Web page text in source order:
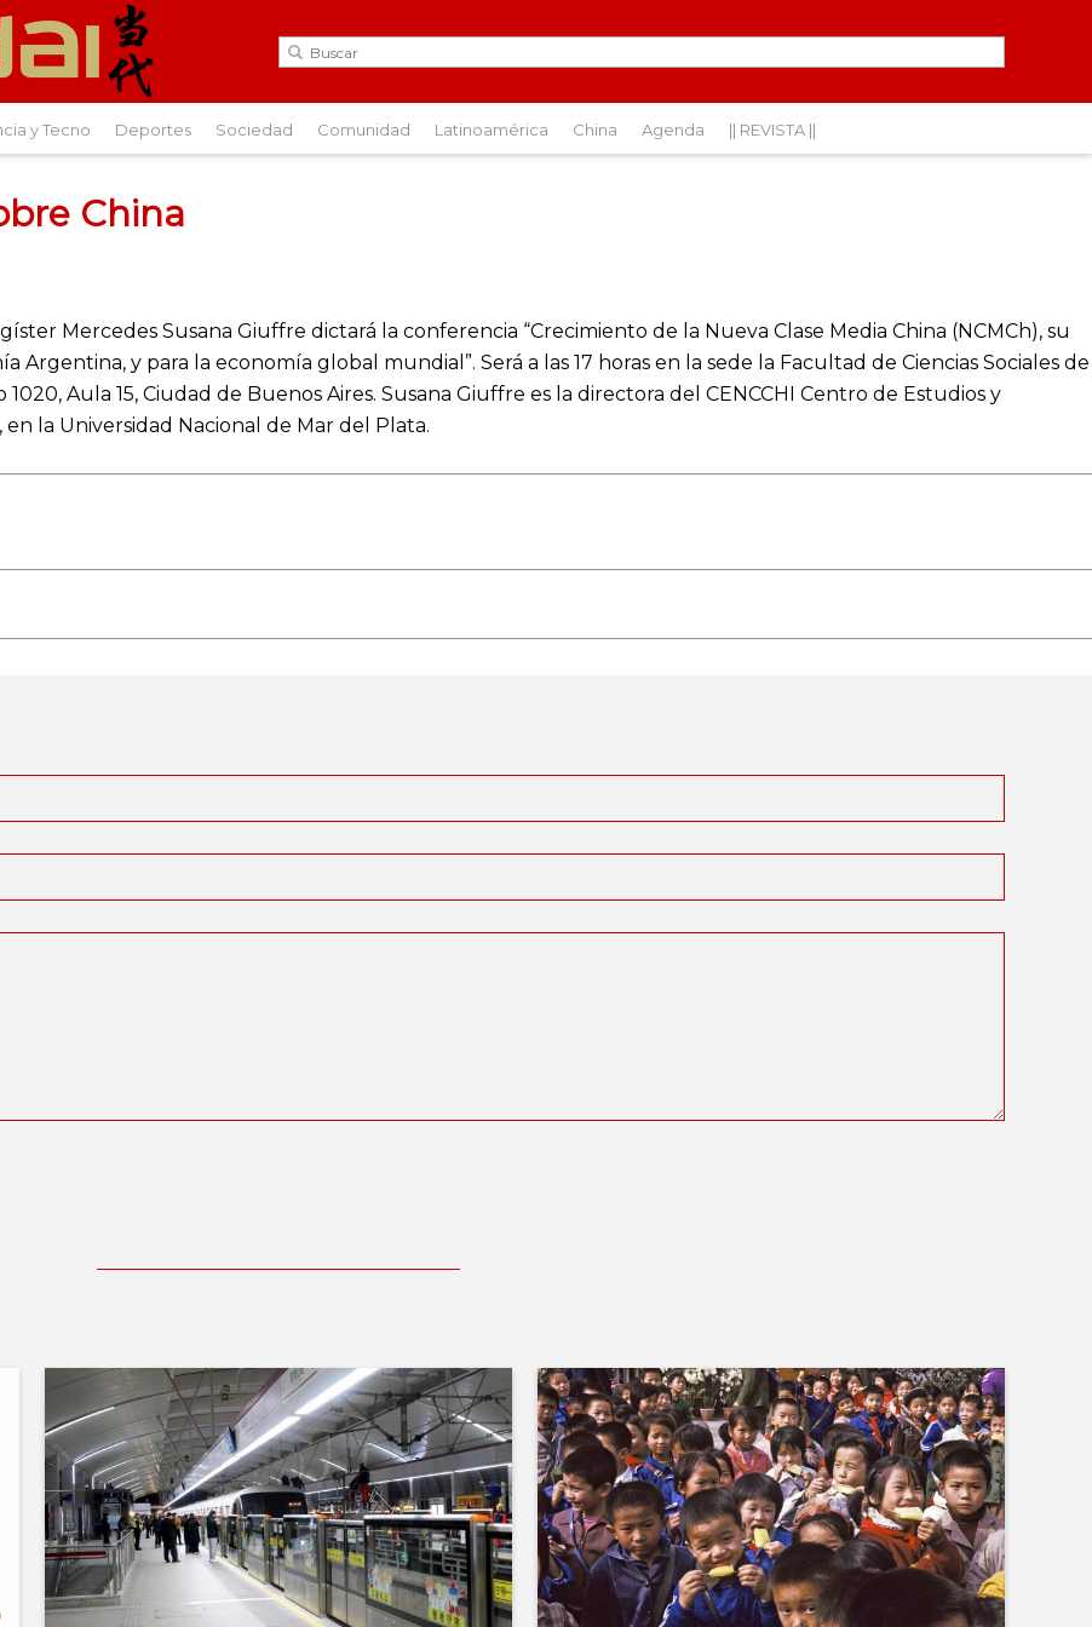
y Tecno Deportes Sociedad Comunidad Latinoamérica China Agenda || REVISTA ||
China
Mercedes Susana Giuffre dictará la conferencia “Crecimiento de la Nueva Clase Media China (NCMCh), su
Argentina, y para la economía global mundial”. Será a las 17 horas en la sede la Facultad de Ciencias Sociales de
1020, Aula 15, Ciudad de Buenos Aires. Susana Giuffre es la directora del CENCCHI Centro de Estudios y
en la Universidad Nacional de Mar del Plata.